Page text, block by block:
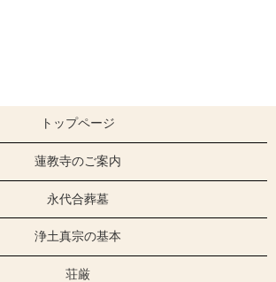
トップページ
蓮教寺のご案内
永代合葬墓
浄土真宗の基本
荘厳